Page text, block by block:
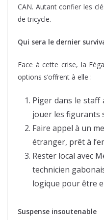
CAN. Autant confier les
de tricycle.
Qui sera le dernier
Face à cette crise, la
options s’offrent à elle :
Piger dans le
jouer les figurants
Faire appel à un
étranger, prêt à
Rester local avec
technicien
logique pour être
Suspense insoutenable